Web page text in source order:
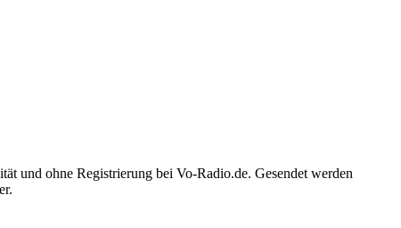
und ohne Registrierung bei Vo-Radio.de. Gesendet werden